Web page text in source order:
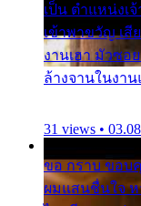
เป็น ตำแหน่งเ
เข้าพาขวัญ เสี
งานเฮา มัวซอ
ล้างจานในงาน
31 views •
ขอ กราบ ขอบ
ผมแสนชื่นใจ ห